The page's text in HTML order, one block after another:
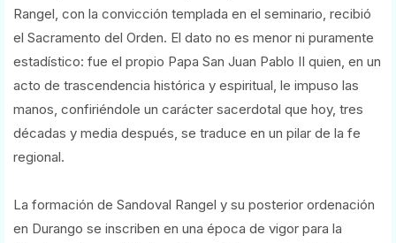
Rangel, con la convicción templada en el seminario, recibió
el Sacramento del Orden. El dato no es menor ni puramente
estadístico: fue el propio Papa San Juan Pablo II quien, en un
acto de trascendencia histórica y espiritual, le impuso las
manos, confiriéndole un carácter sacerdotal que hoy, tres
décadas y media después, se traduce en un pilar de la fe
regional.
La formación de Sandoval Rangel y su posterior ordenación
en Durango se inscriben en una época de vigor para la